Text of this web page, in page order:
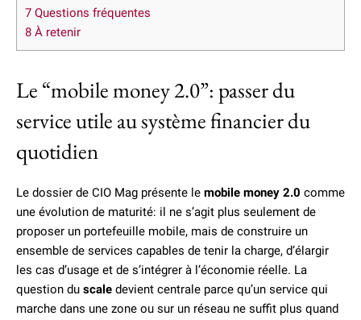
7 Questions fréquentes
8 À retenir
Le “mobile money 2.0”: passer du
service utile au système financier du
quotidien
Le dossier de CIO Mag présente le mobile money 2.0 comme
une évolution de maturité: il ne s’agit plus seulement de
proposer un portefeuille mobile, mais de construire un
ensemble de services capables de tenir la charge, d’élargir
les cas d’usage et de s’intégrer à l’économie réelle. La
question du scale devient centrale parce qu’un service qui
marche dans une zone ou sur un réseau ne suffit plus quand